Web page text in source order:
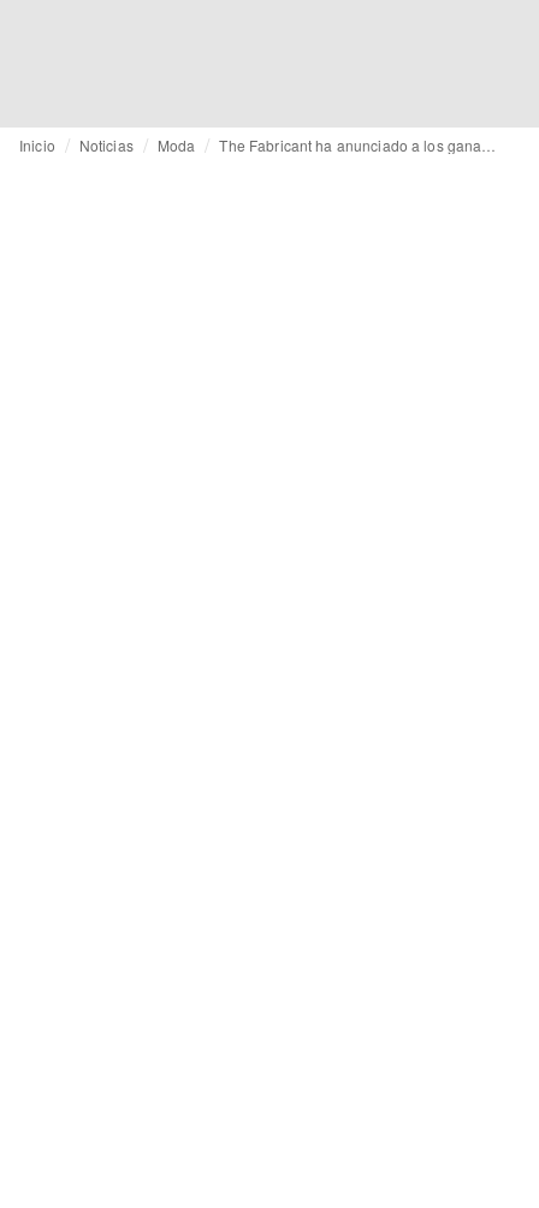
Inicio Noticias Moda